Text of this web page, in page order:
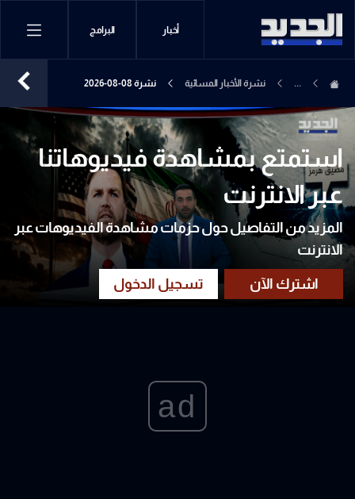
أخبار البرامج
... نشرة الأخبار المسائية نشرة 08-08-2026
استمتع بمشاهدة فيديوهاتنا
عبر الانترنت
المزيد من التفاصيل حول حزمات مشاهدة الفيديوهات عبر
الانترنت
ad